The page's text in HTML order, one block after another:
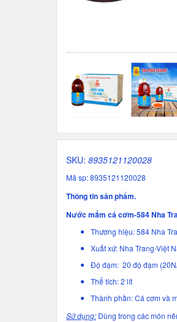
SKU: 8935121120028
Mã sp: 8935121120028
Thông tin sản phẩm.
Nước mắm cá cơm-584 Nha
Thương hiệu: 584 Nha
Xuất xứ: Nha Trang-Việt
Độ đạm: 20 độ đạm
Thể tích: 2 lít
Thành phần: Cá cơm và
Sử dụng: Dùng trong các món